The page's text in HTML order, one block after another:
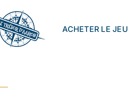
ACHETER LE JEU